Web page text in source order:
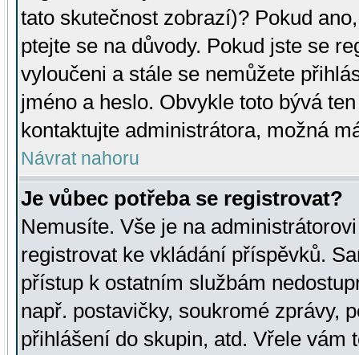
tato skutečnost zobrazí)? Pokud
ptejte se na důvody. Pokud jste se
vyloučeni a stále se nemůžete
jméno a heslo. Obvykle toto bývá
kontaktujte administrátora, možná
Návrat nahoru
Je vůbec potřeba se registrovat?
Nemusíte. Vše je na
registrovat ke vkládání příspěvků.
přístup k ostatním službám
např. postavičky, soukromé zprávy,
přihlášení do skupin, atd. Vřele vám